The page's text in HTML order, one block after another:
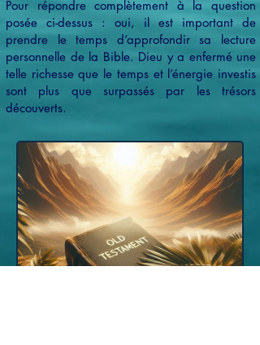
Pour répondre complètement à la question
posée ci-dessus : oui, il est important de
prendre le temps d’approfondir sa lecture
personnelle de la Bible. Dieu y a enfermé une
telle richesse que le temps et l’énergie investis
sont plus que surpassés par les trésors
découverts.